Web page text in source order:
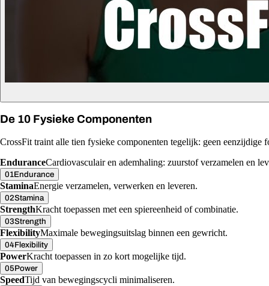
De 10 Fysieke Componenten
CrossFit traint alle tien fysieke componenten tegelijk: geen eenzijdige
EnduranceCardiovasculair en ademhaling: zuurstof verzamelen en
01Endurance
StaminaEnergie verzamelen, verwerken en leveren.
02Stamina
StrengthKracht toepassen met een spiereenheid of combinatie.
03Strength
FlexibilityMaximale bewegingsuitslag binnen een gewricht.
04Flexibility
PowerKracht toepassen in zo kort mogelijke tijd.
05Power
SpeedTijd van bewegingscycli minimaliseren.